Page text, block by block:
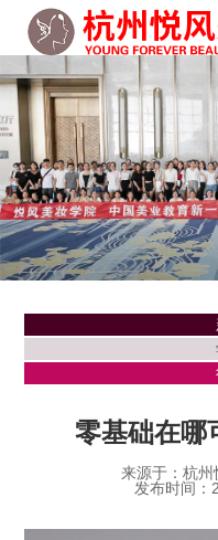
零基础在哪
来源于：杭州
发布时间：